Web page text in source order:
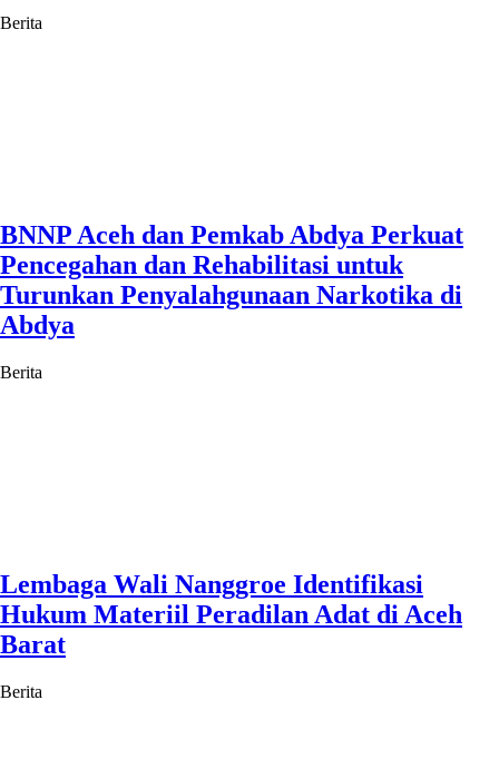
Berita
BNNP Aceh dan Pemkab Abdya Perkuat
Pencegahan dan Rehabilitasi untuk
Turunkan Penyalahgunaan Narkotika di
Abdya
Berita
Lembaga Wali Nanggroe Identifikasi
Hukum Materiil Peradilan Adat di Aceh
Barat
Berita